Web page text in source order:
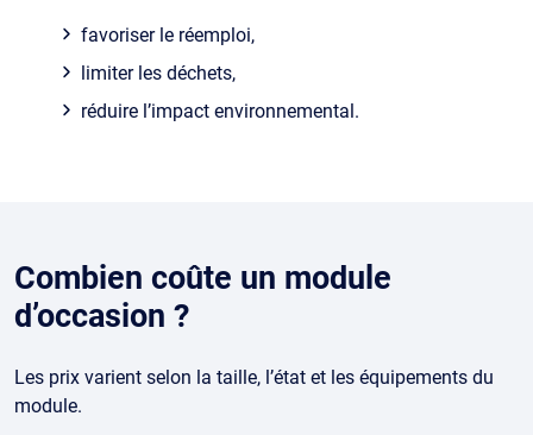
favoriser le réemploi,
limiter les déchets,
réduire l’impact environnemental.
Combien coûte un module
d’occasion ?
Les prix varient selon la taille, l’état et les équipements du
module.